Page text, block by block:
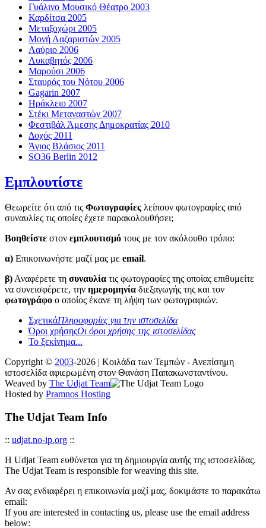
Γυάλινο Μουσικό Θέατρο 2003
Καρδίτσα 2005
Μεταξοχώρι 2005
Μονή Λαζαριστών 2005
Λαύριο 2006
Λυκαβητός 2006
Μαρούσι 2006
Σταυρός του Νότου 2006
Gagarin 2007
Ηράκλειο 2007
Στέκι Μεταναστών 2007
Φεστιβάλ Άμεσης Δημοκρατίας 2010
Δοχός 2011
Άγιος Βλάσιος 2011
SO36 Berlin 2012
Εμπλουτίστε
Θεωρείτε ότι από τις Φωτογραφίες λείπουν φωτογραφίες από
συναυλίες τις οποίες έχετε παρακολουθήσει;
Βοηθείστε στον εμπλουτισμό τους με τον ακόλουθο τρόπο:
α) Επικοινωνήστε μαζί μας με email.
β) Αναφέρετε τη συναυλία τις φωτογραφίες της οποίας επιθυμείτε
να συνεισφέρετε, την ημερομηνία διεξαγωγής της και τον
φωτογράφο ο οποίος έκανε τη λήψη των φωτογραφιών.
ΣχετικάΠληροφορίες για την ιστοσελίδα
Όροι χρήσηςΟι όροι χρήσης της ιστοσελίδας
Το ξεκίνημα...
Copyright © 2003-2026 | Κοιλάδα των Τεμπών - Ανεπίσημη
ιστοσελίδα αφιερωμένη στον Θανάση Παπακωνσταντίνου.
Weaved by The Udjat Team
Hosted by Pramnos Hosting
The Udjat Team Info
:: udjat.no-ip.org ::
Η Udjat Team ευθύνεται για τη δημιουργία αυτής της ιστοσελίδας.
The Udjat Team is responsible for weaving this site.
Αν σας ενδιαφέρει η επικοινωνία μαζί μας, δοκιμάστε το παρακάτω
email:
If you are interested in contacting us, please use the email address
below: